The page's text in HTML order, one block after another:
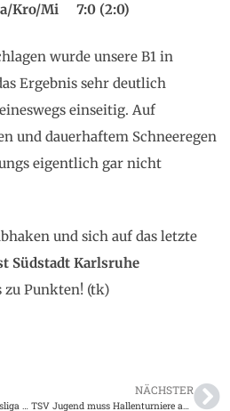
Kro/Mi 7:0 (2:0)
wurde unsere B1 in
Ergebnis sehr deutlich
einseitig. Auf
und dauerhaftem Schneeregen
eigentlich gar nicht
und sich auf das letzte
Südstadt Karlsruhe
zu Punkten! (tk)
NÄCHSTER